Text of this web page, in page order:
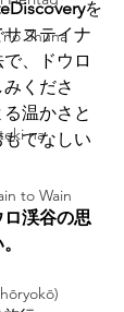
Shuna
na
to Wain
を
ステイナ
、ドウロ
くださ
温かさと
てなしい
渓谷の思